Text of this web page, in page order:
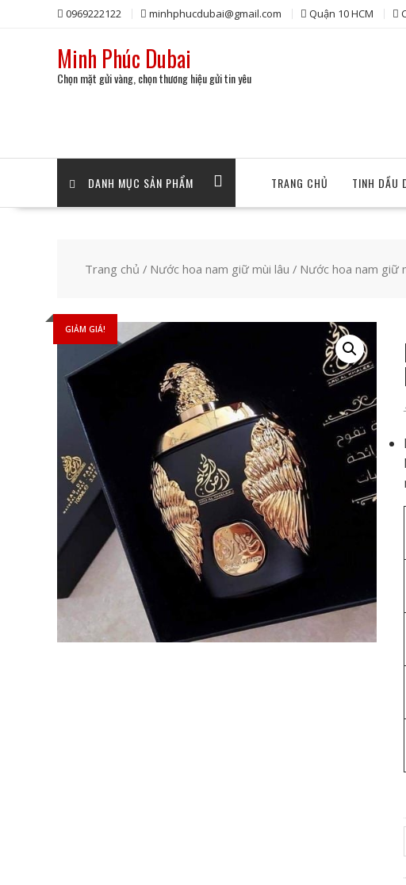
0969222122 minhphucdubai@gmail.com Quận 10 HCM
Minh Phúc Dubai
Chọn mặt gửi vàng, chọn thương hiệu gửi tin yêu
DANH MỤC SẢN PHẨM TRANG CHỦ TINH DẦU
Trang chủ / Nước hoa nam giữ mùi lâu / Nước hoa nam giữ
GIẢM GIÁ!